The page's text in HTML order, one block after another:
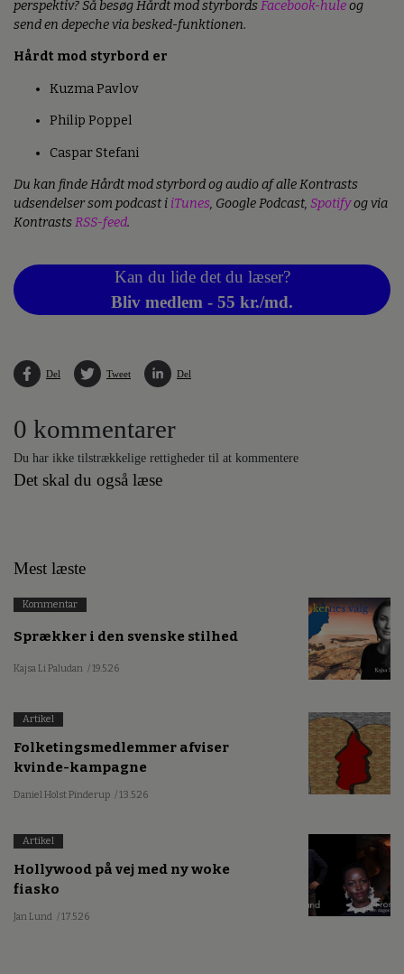
perspektiv? Så besøg Hårdt mod styrbordsFacebook-huleog
send en depeche via besked-funktionen.
Hårdt mod styrbord er
Kuzma Pavlov
Philip Poppel
Caspar Stefani
Du kan finde Hårdt mod styrbord og audio af alle Kontrasts
udsendelser som podcast i iTunes, Google Podcast, Spotifyog via
KontrastsRSS-feed.
Kan du lide det du læser?
Bliv medlem - 55 kr./md.
Del Tweet Del
0 kommentarer
Du har ikke tilstrækkelige rettigheder til at kommentere
Det skal du også læse
Mest læste
Kommentar
Sprækker i den svenske stilhed
Kajsa Li Paludan / 19.5.26
Artikel
Folketingsmedlemmer afviser
kvinde-kampagne
Daniel Holst Pinderup / 13.5.26
Artikel
Hollywood på vej med ny woke
fiasko
Jan Lund / 17.5.26